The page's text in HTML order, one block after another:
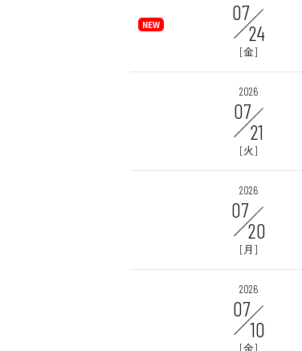
07
24
[金]
2026
07
21
[火]
2026
07
20
[月]
2026
07
10
[金]